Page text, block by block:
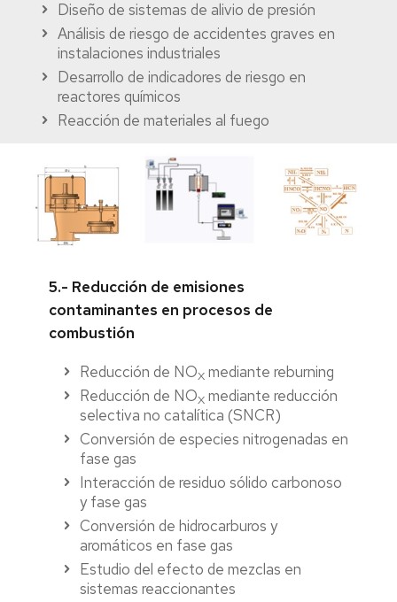
Diseño de sistemas de alivio de presión
Análisis de riesgo de accidentes graves en
instalaciones industriales
Desarrollo de indicadores de riesgo en
reactores químicos
Reacción de materiales al fuego
5.- Reducción de emisiones
contaminantes en procesos de
combustión
Reducción de NOX mediante reburning
Reducción de NOX mediante reducción
selectiva no catalítica (SNCR)
Conversión de especies nitrogenadas en
fase gas
Interacción de residuo sólido carbonoso
y fase gas
Conversión de hidrocarburos y
aromáticos en fase gas
Estudio del efecto de mezclas en
sistemas reaccionantes